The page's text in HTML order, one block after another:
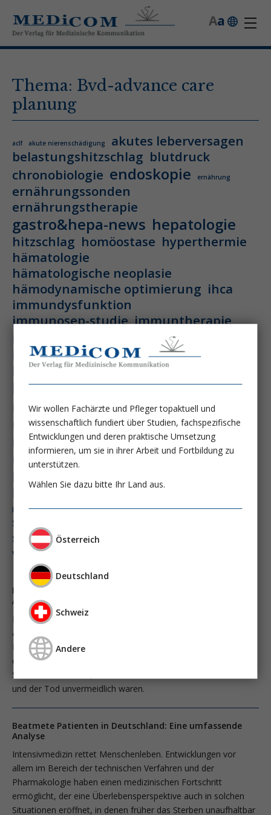
a
A
Thema: Bvd-advance care
planung
aclf akute nierenschädigung
akutes leberversagen
belastungshitzschlag blutdruck
chronobiologie endoskopie ernährung
ernährungssonden
ernährungstherapie
gastro&hepa-news hepatologie
hitzschlag homöostase hyperthermie
hämatologie
hämatologische neoplasie
hämodynamische optimierung ihca
immundysfunktion
immunosep-studie immuntherapie
intensiv-news intensivmedizin
intensivstation intensivversorgung
kdigo-leitlinien lebernekrose
leberzirrhose mangelernährung
masld metabolische lebererkrankung mikrobiom
multiples myelom nasogastrale sonde
nephro-news nephrologie
niereninsuffizienz nutrition
peg-implantationstechniken
perioperative nierenschädigung
pisces-studie
präzisionstherapie
schluckstörung
septischer schock
vasopressortherapie
Beatmete Patienten in Deutschland: Eine umfassende
Analyse
Intensivmedizin rettet Menschenleben. Entwicklungen vor
allem im Bereich der technischen Verfahren und der
Pharmakologie haben einen medizinischen Fortschritt
ermöglicht, der eine Überlebensperspektive auch in solchen
Situationen eröffnet, in denen früher das Sterben unaufhaltbar
und der Tod unvermeidlich waren.
Beatmete Patienten in Deutschland: Eine umfassende
Analyse
Intensivmedizin rettet Menschenleben. Entwicklungen vor
allem im Bereich der technischen Verfahren und der
Pharmakologie haben einen medizinischen Fortschritt
ermöglicht, der eine Überlebensperspektive auch in solchen
Situationen eröffnet, in denen früher das Sterben unaufhaltbar
Wir wollen Fachärzte und Pfleger topaktuell und
wissenschaftlich fundiert über Studien, fachspezifische
Entwicklungen und deren praktische Umsetzung
informieren, um sie in ihrer Arbeit und Fortbildung zu
unterstützen.
Wählen Sie dazu bitte Ihr Land aus.
Österreich
Deutschland
Schweiz
Andere